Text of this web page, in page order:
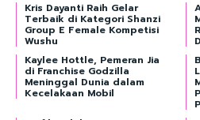
Kris Dayanti Raih Gelar
Terbaik di Kategori Shanzi
Group E Female Kompetisi
Wushu
Kaylee Hottle, Pemeran Jia
di Franchise Godzilla
Meninggal Dunia dalam
Kecelakaan Mobil